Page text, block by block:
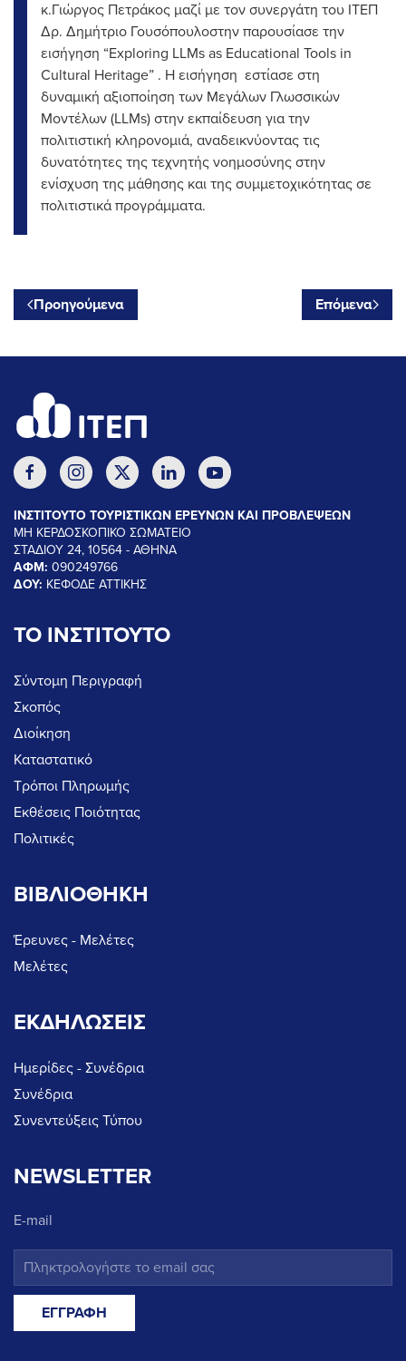
κ.Γιώργος Πετράκος μαζί με τον συνεργάτη του ΙΤΕΠ
Δρ. Δημήτριο Γουσόπουλοστην παρουσίασε την
εισήγηση “Exploring LLMs as Educational Tools in
Cultural Heritage” . Η εισήγηση εστίασε στη
δυναμική αξιοποίηση των Μεγάλων Γλωσσικών
Μοντέλων (LLMs) στην εκπαίδευση για την
πολιτιστική κληρονομιά, αναδεικνύοντας τις
δυνατότητες της τεχνητής νοημοσύνης στην
ενίσχυση της μάθησης και της συμμετοχικότητας σε
πολιτιστικά προγράμματα.
Προηγούμενα Επόμενα
ΙΝΣΤΙΤΟΥΤΟ ΤΟΥΡΙΣΤΙΚΩΝ ΕΡΕΥΝΩΝ ΚΑΙ ΠΡΟΒΛΕΨΕΩΝ
ΜΗ ΚΕΡΔΟΣΚΟΠΙΚΟ ΣΩΜΑΤΕΙΟ
ΣΤΑΔΙΟΥ 24, 10564 - ΑΘΗΝΑ
ΑΦΜ: 090249766
ΔΟΥ: ΚΕΦΟΔΕ ΑΤΤΙΚΗΣ
ΤΟ ΙΝΣΤΙΤΟΥΤΟ
Σύντομη Περιγραφή
Σκοπός
Διοίκηση
Καταστατικό
Τρόποι Πληρωμής
Εκθέσεις Ποιότητας
Πολιτικές
ΒΙΒΛΙΟΘΗΚΗ
Έρευνες - Μελέτες
Μελέτες
ΕΚΔΗΛΩΣΕΙΣ
Ημερίδες - Συνέδρια
Συνέδρια
Συνεντεύξεις Τύπου
NEWSLETTER
E-mail